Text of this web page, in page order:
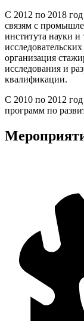
С 2012 по 2018
связям с
института науки и
организация
исследования и
квалификации.
С 2010 по 2012
программ по